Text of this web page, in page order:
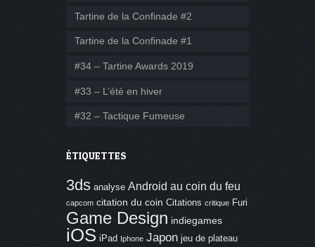
Tartine de la Confinade #2
Tartine de la Confinade #1
#34 – Tartine Awards 2019
#33 – L’été en hiver
#32 – Tactique Fumeuse
ÉTIQUETTES
3ds analyse Android au coin du feu
capcom citation du coin Citations critique Furi
Game Design indiegames
iOS iPad Iphone Japon jeu de plateau